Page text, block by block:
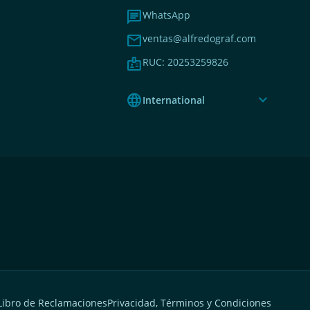
chatWhatsApp
mailventas@alfredograf.com
badgeRUC: 20253259826
languageInternational expand_more
de ReclamacionesPrivacidad, Términos y Condiciones